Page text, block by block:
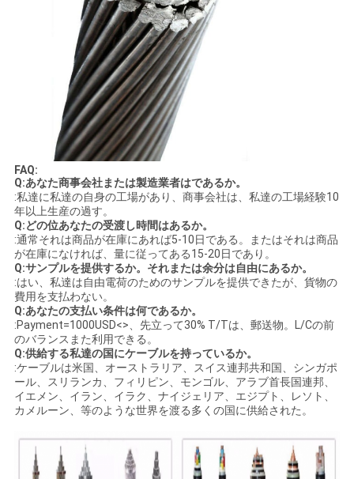
PRIVACY
POLICY
FAQ:
Q:あなた商事会社または製造業者はであるか。
:私達に私達の自身の工場があり、商事会社は、私達の工場経験10
年以上生産の過す。
Q:どの位あなたの受渡し時間はあるか。
:通常それは商品が在庫にあれば5-10日である。またはそれは商品
が在庫になければ、量に従ってある15-20日であり。
Q:サンプルを提供するか。それまたは余分は自由にあるか。
:はい、私達は自由電荷のためのサンプルを提供できたが、貨物の
費用を支払わない。
Q:あなたの支払い条件は何であるか。
:Payment=1000USD<>、先立って30% T/Tは、郵送物。L/Cの前
のバランスまた利用できる。
Q:供給する私達の国にケーブルを持っているか。
:ケーブルは米国、オーストラリア、スイス連邦共和国、シンガポ
ール、スリランカ、フィリピン、モンゴル、アラブ首長国連邦、
イエメン、イラン、イラク、ナイジェリア、エジプト、レソト、
カメルーン、等のような世界を渡る多くの国に供給された。